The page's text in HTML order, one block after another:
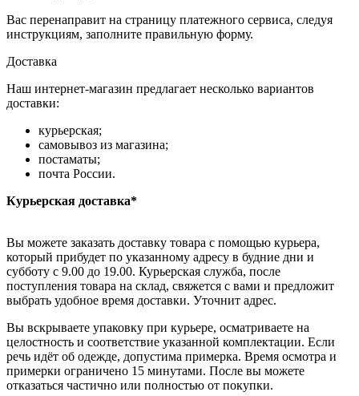
Вас перенаправит на страницу платежного сервиса, следуя
инструкциям, заполните правильную форму.
Доставка
Наш интернет-магазин предлагает несколько вариантов
доставки:
курьерская;
самовывоз из магазина;
постаматы;
почта России.
Курьерская доставка*
Вы можете заказать доставку товара с помощью курьера,
который прибудет по указанному адресу в будние дни и
субботу с 9.00 до 19.00. Курьерская служба, после
поступления товара на склад, свяжется с вами и предложит
выбрать удобное время доставки. Уточнит адрес.
Вы вскрываете упаковку при курьере, осматриваете на
целостность и соответствие указанной комплектации. Если
речь идёт об одежде, допустима примерка. Время осмотра и
примерки ограничено 15 минутами. После вы можете
отказаться частично или полностью от покупки.